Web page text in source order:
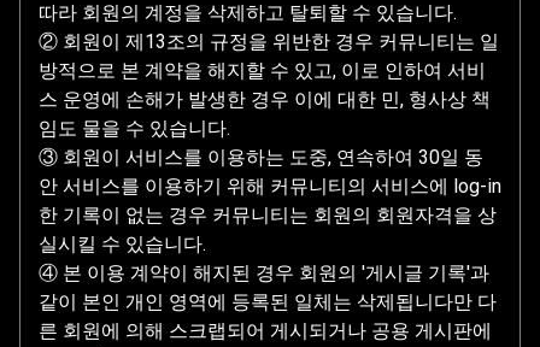
따라 회원의 계정을 삭제하고 탈퇴할 수 있습니다.
② 회원이 제13조의 규정을 위반한 경우 커뮤니티는 일
방적으로 본 계약을 해지할 수 있고, 이로 인하여 서비
스 운영에 손해가 발생한 경우 이에 대한 민, 형사상 책
임도 물을 수 있습니다.
③ 회원이 서비스를 이용하는 도중, 연속하여 30일 동
안 서비스를 이용하기 위해 커뮤니티의 서비스에 log-in
한 기록이 없는 경우 커뮤니티는 회원의 회원자격을 상
실시킬 수 있습니다.
④ 본 이용 계약이 해지된 경우 회원의 '게시글 기록'과
같이 본인 개인 영역에 등록된 일체는 삭제됩니다만 다
른 회원에 의해 스크랩되어 게시되거나 공용 게시판에